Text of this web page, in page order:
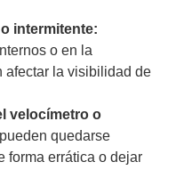
intermitente:
o en la
afectar la visibilidad de
velocímetro o
quedarse
forma errática o dejar